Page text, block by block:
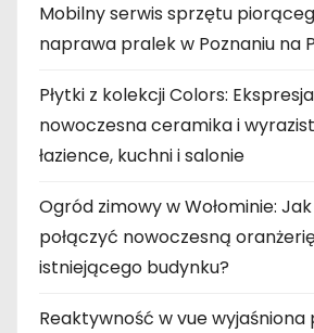
Mobilny serwis sprzętu
naprawa pralek w Poznaniu na
Płytki z kolekcji Colors:
nowoczesna ceramika i
łazience, kuchni i salonie
Ogród zimowy w Wołominie:
połączyć nowoczesną
istniejącego budynku?
Reaktywność w vue